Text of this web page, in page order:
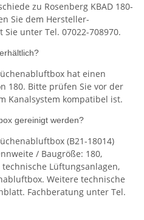
zu Rosenberg KBAD 180-
Sie dem Hersteller-
unter Tel. 07022-708970.
hat einen
180. Bitte prüfen Sie vor der
Kanalsystem kompatibel ist.
gereinigt werden?
(B21-18014)
/ Baugröße: 180,
Lüftungsanlagen,
Weitere technische
Fachberatung unter Tel.